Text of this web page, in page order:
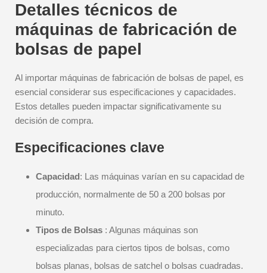
Detalles técnicos de
máquinas de fabricación de
bolsas de papel
Al importar máquinas de fabricación de bolsas de papel, es
esencial considerar sus especificaciones y capacidades.
Estos detalles pueden impactar significativamente su
decisión de compra.
Especificaciones clave
Capacidad: Las máquinas varían en su capacidad de
producción, normalmente de 50 a 200 bolsas por
minuto.
Tipos de Bolsas : Algunas máquinas son
especializadas para ciertos tipos de bolsas, como
bolsas planas, bolsas de satchel o bolsas cuadradas.